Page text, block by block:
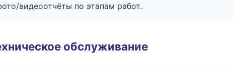
видеоотчёты по этапам работ.
обслуживание